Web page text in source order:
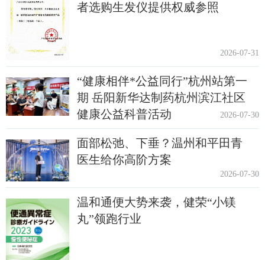
者选购生发仪提供权威参照
2026-07-31
“健康相伴*公益同行”杭州站第一
期 岳阳新华达制药杭州滨江社区
健康公益科普活动
2026-07-30
面部松弛、下垂？温州和平田青
医生给你高阶方案
2026-07-30
温和通便大势来袭，健荣“小镁
丸”领跑行业